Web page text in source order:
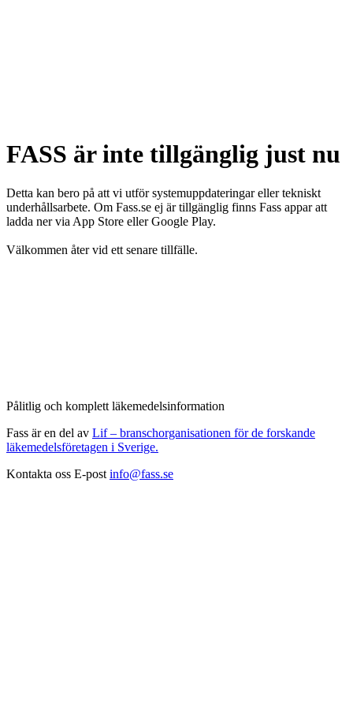
FASS är inte tillgänglig just nu
Detta kan bero på att vi utför systemuppdateringar eller tekniskt
underhållsarbete. Om Fass.se ej är tillgänglig finns Fass appar att
ladda ner via App Store eller Google Play.
Välkommen åter vid ett senare tillfälle.
Pålitlig och komplett läkemedelsinformation
Fass är en del av Lif – branschorganisationen för de forskande
läkemedelsföretagen i Sverige.
Kontakta oss E-post info@fass.se